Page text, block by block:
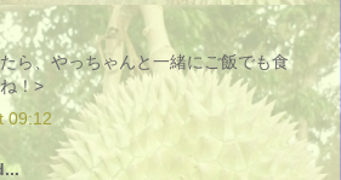
ら、やっちゃんと一緒にご飯でも食
！>
09:12